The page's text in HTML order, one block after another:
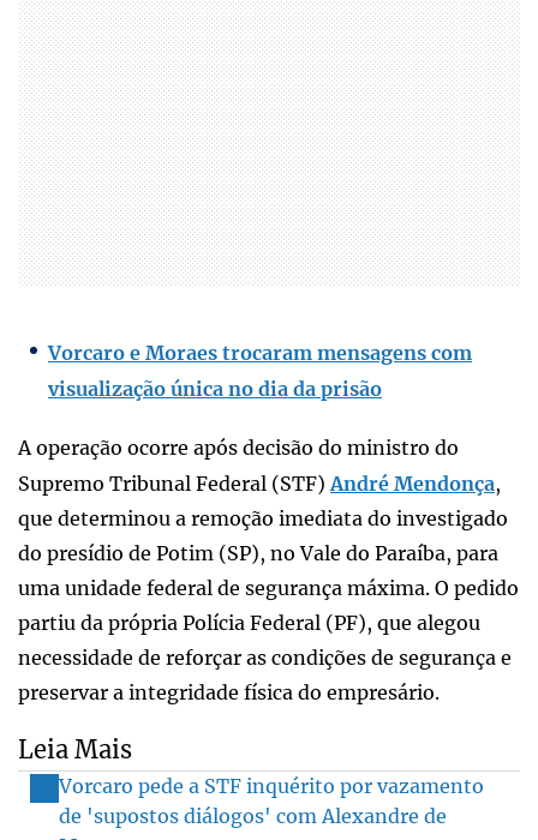
Vorcaro e Moraes trocaram mensagens com
visualização única no dia da prisão
A operação ocorre após decisão do ministro do
Supremo Tribunal Federal (STF) André Mendonça,
que determinou a remoção imediata do investigado
do presídio de Potim (SP), no Vale do Paraíba, para
uma unidade federal de segurança máxima. O pedido
partiu da própria Polícia Federal (PF), que alegou
necessidade de reforçar as condições de segurança e
preservar a integridade física do empresário.
Leia Mais
Vorcaro pede a STF inquérito por vazamento
de 'supostos diálogos' com Alexandre de